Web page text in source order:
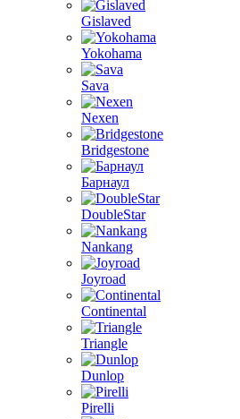
Gislaved
Yokohama
Sava
Nexen
Bridgestone
Барнаул
DoubleStar
Nankang
Joyroad
Continental
Triangle
Dunlop
Pirelli